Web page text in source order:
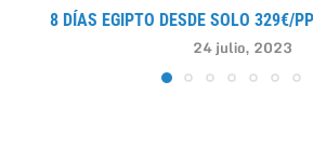
8 DÍAS EGIPTO DESDE SOLO 329€/
24 julio, 2023